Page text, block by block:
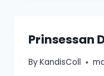
Prinsessan
ByKandisColl